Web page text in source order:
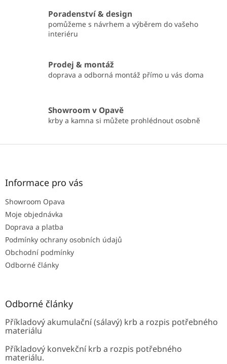
v
k
p
i
s
Poradenství & design
pomůžeme s návrhem a výběrem do vašeho
interiéru
Prodej & montáž
doprava a odborná montáž přímo u vás doma
Showroom v Opavě
krby a kamna si můžete prohlédnout osobně
Z
Informace pro vás
Showroom Opava
Moje objednávka
Doprava a platba
Podmínky ochrany osobních údajů
Obchodní podmínky
Odborné články
Odborné články
Příkladový akumulační (sálavý) krb a rozpis potřebného
materiálu
Příkladový konvekční krb a rozpis potřebného
materiálu.